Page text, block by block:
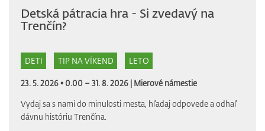
Detská pátracia hra - Si zvedavý na
Trenčín?
DETI TIP NA VÍKEND LETO
23. 5. 2026 • 0.00 – 31. 8. 2026 | Mierové námestie
Vydaj sa s nami do minulosti mesta, hľadaj odpovede a odhaľ
dávnu históriu Trenčína.